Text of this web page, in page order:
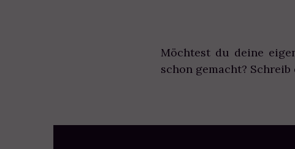
Möchtest du deine
schon gemacht?